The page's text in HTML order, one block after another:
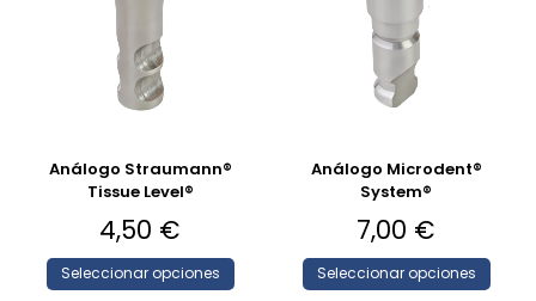
Análogo Straumann®
Tissue Level®
4,50 €
Seleccionar opciones
Análogo Microdent®
System®
7,00 €
Seleccionar opciones